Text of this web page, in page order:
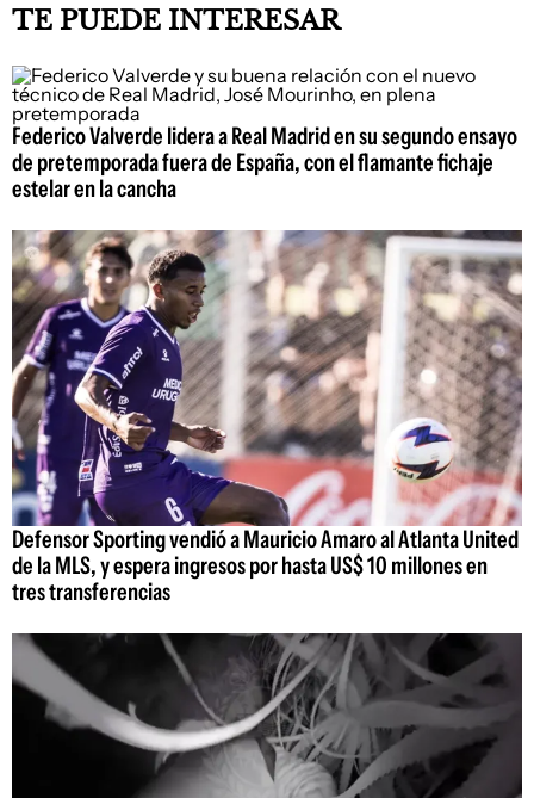
TE PUEDE INTERESAR
Federico Valverde lidera a Real Madrid en su segundo ensayo
de pretemporada fuera de España, con el flamante fichaje
estelar en la cancha
Defensor Sporting vendió a Mauricio Amaro al Atlanta United
de la MLS, y espera ingresos por hasta US$ 10 millones en
tres transferencias